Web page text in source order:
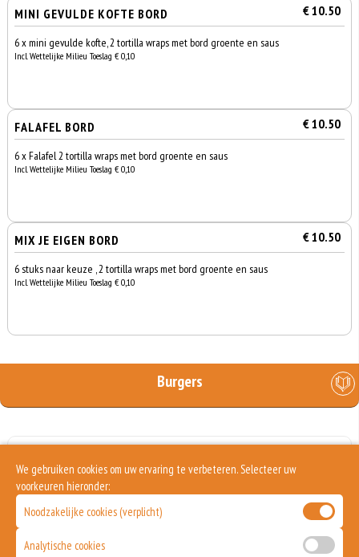
MINI GEVULDE KOFTE BORD € 10.50
6 x mini gevulde kofte, 2 tortilla wraps met bord groente en saus
Incl. Wettelijke Milieu Toeslag € 0,10
FALAFEL BORD € 10.50
6 x Falafel 2 tortilla wraps met bord groente en saus
Incl. Wettelijke Milieu Toeslag € 0,10
MIX JE EIGEN BORD € 10.50
6 stuks naar keuze , 2 tortilla wraps met bord groente en saus
Incl. Wettelijke Milieu Toeslag € 0,10
Burgers
UITVERKOCHT
We gebruiken cookies om uw ervaring te verbeteren. Selecteer uw
voorkeuren hieronder:
Noodzakelijke cookies (verplicht)
Analytische cookies